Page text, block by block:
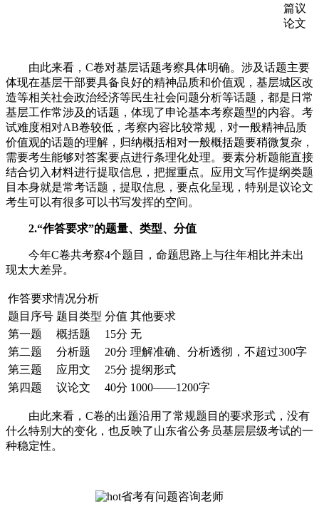
篇议
论文
由此来看，C卷对基层话题考察具体明确。涉及话题主要
体现在基层干部要具备良好的精神品质和价值观，基层城区改
造等相关社会政治经济等民生社会问题分析等话题，都是日常
基层工作常涉及的话题，体现了申论基本考察题型的内容。考
试难度相对AB卷较低，考察内容比较常规，对一般精神品质
价值观的话题的理解，归纳概括相对一般概括题要稍微复杂，
需要考生能够对答案要点进行条理化处理。要素分析题能直接
结合切入材料进行提取信息，把握重点。应用文写作提纲类题
目本身就是常考话题，提取信息，要点化呈现，特别是议论文
考生可以有很多可以书写发挥的空间。
2.“作答要求”的题量、类型、分值
今年C卷共考察4个题目，命题思路上与往年相比并未出
现太大差异。
作答要求情况分析
题目序号 题目类型 分值 其他要求
第一题
概括题 15分 无
第二题
分析题 20分 理解准确、分析透彻，不超过300字
第三题
应用文 25分 提纲形式
第四题
议论文 40分 1000——1200字
由此来看，C卷的出题沿用了常规题目的要求形式，没有
什么特别大的变化，也反映了山东省公务员基层层级考试的一
种稳定性。
省考有问题咨询老师